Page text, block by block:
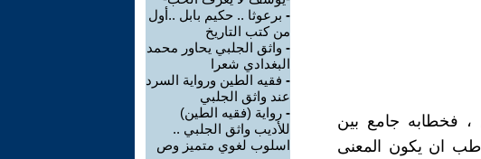
، فخطابه جامع بين
ان يكون المعنى
- برعوثا .. حكيم بابل ..أول
من كتب التاريخ
- واثق الجلبي يحاور محمد
البغدادي شعرا
- فقيه الطين ورواية السرد
عند واثق الجلبي
- رواية (فقيه الطين)
للأديب واثق الجلبي ..
اسلوب لغوي متميز وص